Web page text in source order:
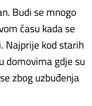
Budi se mnogo
času kada se
Najprije kod starih
domovima gdje su
zbog uzbuđenja